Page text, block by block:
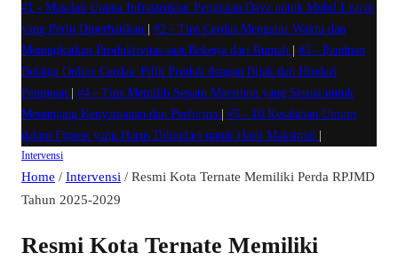
#1 - Masalah Utama Infrastruktur Pengisian Daya untuk Mobil Listrik
yang Perlu Diperhatikan
#2 - Tips Cerdas Mengatur Waktu dan
Meningkatkan Produktivitas saat Bekerja dari Rumah
#3 - Panduan
Belanja Online Cerdas: Pilih Produk dengan Bijak dan Hindari
Penipuan
#4 - Tips Memilih Sepatu Marathon yang Sesuai untuk
Menunjang Kenyamanan dan Performa
#5 - 10 Kesalahan Umum
dalam Fitness yang Harus Dihindari untuk Hasil Maksimal
Intervensi
Home / Intervensi / Resmi Kota Ternate Memiliki Perda RPJMD
Tahun 2025-2029
Resmi Kota Ternate Memiliki